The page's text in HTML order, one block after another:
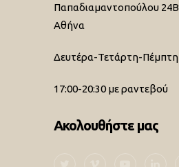
Παπαδιαμαντοπούλου 24Β
Αθήνα
Δευτέρα-Τετάρτη-Πέμπτη
17:00-20:30 με ραντεβού
Ακολουθήστε μας